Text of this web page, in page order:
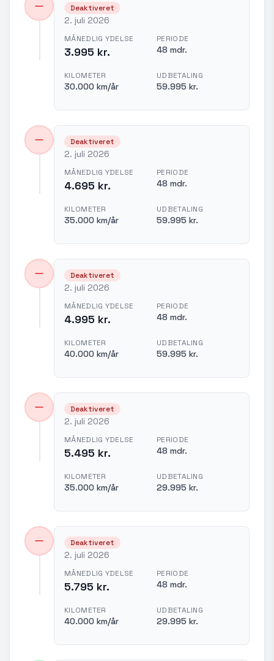
Deaktiveret
2. juli 2026
MÅNEDLIG YDELSE
3.995 kr.
PERIODE
48 mdr.
KILOMETER
30.000 km/år
UDBETALING
59.995 kr.
Deaktiveret
2. juli 2026
MÅNEDLIG YDELSE
4.695 kr.
PERIODE
48 mdr.
KILOMETER
35.000 km/år
UDBETALING
59.995 kr.
Deaktiveret
2. juli 2026
MÅNEDLIG YDELSE
4.995 kr.
PERIODE
48 mdr.
KILOMETER
40.000 km/år
UDBETALING
59.995 kr.
Deaktiveret
2. juli 2026
MÅNEDLIG YDELSE
5.495 kr.
PERIODE
48 mdr.
KILOMETER
35.000 km/år
UDBETALING
29.995 kr.
Deaktiveret
2. juli 2026
MÅNEDLIG YDELSE
5.795 kr.
PERIODE
48 mdr.
KILOMETER
40.000 km/år
UDBETALING
29.995 kr.